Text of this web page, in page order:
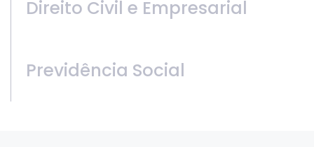
Direito Civil e Empresarial
Previdência Social